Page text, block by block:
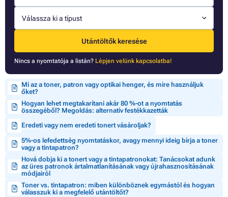
Válassza ki a típust
Utántöltők keresése
Nincs a nyomtatója a listán? Lépjen velünk kapcsolatba!
Mi az a toner, patron vagy optikai henger, és mire használjuk
őket?
Hogyan lehet megtakarítani akár 80 %-ot a nyomtatás
összegéből? Megoldás: alternatív festékkazetták
Eredeti vagy nem eredeti tonert vásároljak?
5%-os lefedettség nyomtatáskor, avagy mennyi ideig bírja a toner
vagy a tintapatron?
Hová dobja ki a tonert vagy a tintapatronokat: Tanácsokat adunk
az üres patronok ártalmatlanításának vagy újrahasznosításának
módjairól
Toner vs. tintapatron: miben különböznek egymástól és hogyan
válasszuk ki a megfelelő utántöltőt?